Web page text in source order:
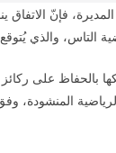
فإنّ
التاس، والذي
بالحفاظ على
المنشودة،